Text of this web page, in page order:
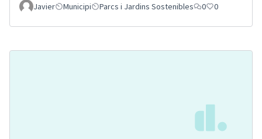
Javier Municipi Parcs i Jardins Sostenibles 0 0